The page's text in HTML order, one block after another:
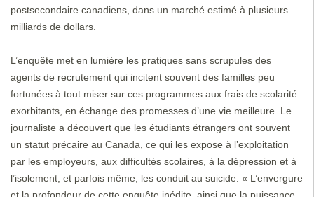
postsecondaire canadiens, dans un marché estimé à plusieurs
milliards de dollars.
L’enquête met en lumière les pratiques sans scrupules des
agents de recrutement qui incitent souvent des familles peu
fortunées à tout miser sur ces programmes aux frais de scolarité
exorbitants, en échange des promesses d’une vie meilleure. Le
journaliste a découvert que les étudiants étrangers ont souvent
un statut précaire au Canada, ce qui les expose à l’exploitation
par les employeurs, aux difficultés scolaires, à la dépression et à
l’isolement, et parfois même, les conduit au suicide. « L’envergure